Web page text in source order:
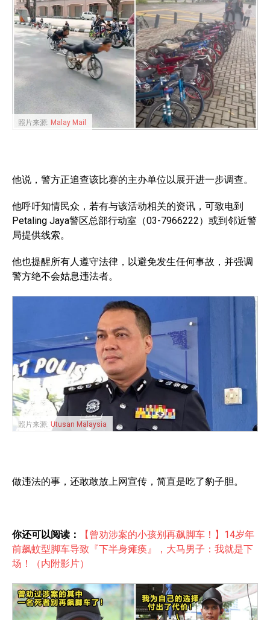
照片来源: Malay Mail
他说，警方正追查该比赛的主办单位以展开进一步调查。
他呼吁知情民众，若有与该活动相关的资讯，可致电到
Petaling Jaya警区总部行动室（03-7966222）或到邻近警
局提供线索。
他也提醒所有人遵守法律，以避免发生任何事故，并强调
警方绝不会姑息违法者。
照片来源: Utusan Malaysia
做违法的事，还敢敢放上网宣传，简直是吃了豹子胆。
你还可以阅读：
【曾劝涉案的小孩别再飙脚车！】14岁年
前飙蚊型脚车导致『下半身瘫痪』，大马男子：我就是下
场！（内附影片）